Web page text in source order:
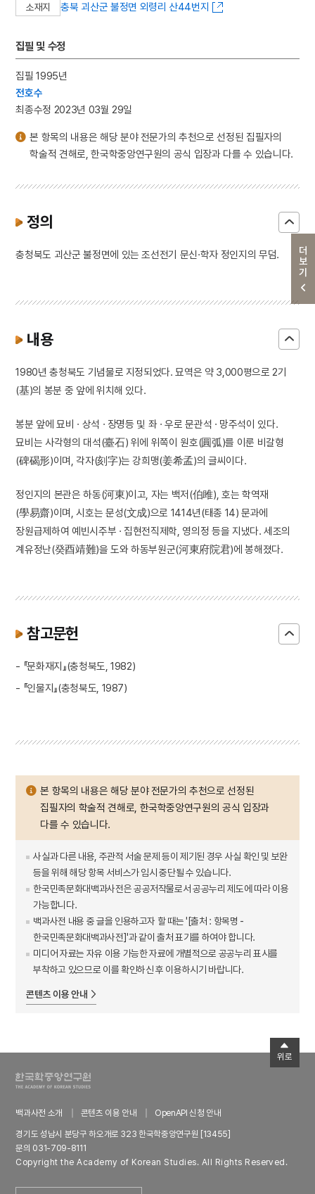
더보기
소재지 충북 괴산군 불정면 외령리 산44번지
집필 및 수정
집필 1995년
전호수
최종수정 2023년 03월 29일
본 항목의 내용은 해당 분야 전문가의 추천으로 선정된 집필자의
학술적 견해로, 한국학중앙연구원의 공식 입장과 다를 수 있습니다.
정의
충청북도 괴산군 불정면에 있는 조선전기 문신·학자 정인지의 무덤.
내용
1980년 충청북도 기념물로 지정되었다. 묘역은 약 3,000평으로 2기
(基)의 봉분 중 앞에 위치해 있다.
봉분 앞에 묘비 · 상석 · 장명등 및 좌 · 우로 문관석 · 망주석이 있다.
묘비는 사각형의 대석(臺石) 위에 위쪽이 원호(圓弧)를 이룬 비갈형
(碑碣形)이며, 각자(刻字)는 강희맹(姜希孟)의 글씨이다.
정인지의 본관은 하동(河東)이고, 자는 백저(伯雎), 호는 학역재
(學易齋)이며, 시호는 문성(文成)으로 1414년(태종 14) 문과에
장원급제하여 예빈시주부 · 집현전직제학, 영의정 등을 지냈다. 세조의
계유정난(癸酉靖難)을 도와 하동부원군(河東府院君)에 봉해졌다.
참고문헌
- 『문화재지』(충청북도, 1982)
- 『인물지』(충청북도, 1987)
본 항목의 내용은 해당 분야 전문가의 추천으로 선정된
집필자의 학술적 견해로, 한국학중앙연구원의 공식 입장과
다를 수 있습니다.
사실과 다른 내용, 주관적 서술 문제 등이 제기된 경우 사실 확인 및 보완
등을 위해 해당 항목 서비스가 임시 중단될 수 있습니다.
한국민족문화대백과사전은 공공저작물로서 공공누리 제도에 따라 이용
가능합니다.
백과사전 내용 중 글을 인용하고자 할 때는 '[출처 : 항목명 -
한국민족문화대백과사전]'과 같이 출처 표기를 하여야 합니다.
미디어 자료는 자유 이용 가능한 자료에 개별적으로 공공누리 표시를
부착하고 있으므로 이를 확인하신 후 이용하시기 바랍니다.
콘텐츠 이용 안내
백과사전 소개 콘텐츠 이용 안내
OpenAPI 신청 안내
경기도 성남시 분당구 하오개로 323 한국학중앙연구원 [13455]
문의 031-709-8111
Copyright the Academy of Korean Studies. All Rights Reserved.
위로